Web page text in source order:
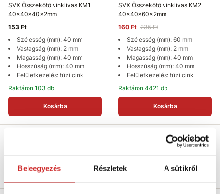
Beleegyezés Részletek A sütikről
SVX Összekötő vinklivas KM1
40x40x40x2mm
153 Ft
Szélesség (mm): 40 mm
Vastagság (mm): 2 mm
Magasság (mm): 40 mm
Hosszúság (mm): 40 mm
Felületkezelés: tűzi cink
Raktáron 103 db
Kosárba
SVX Összekötő vinklivas KM2
40x40x60x2mm
160 Ft 235 Ft
Szélesség (mm): 60 mm
Vastagság (mm): 2 mm
Magasság (mm): 40 mm
Hosszúság (mm): 40 mm
Felületkezelés: tűzi cink
Raktáron 4421 db
Kosárba
Termékleírás Mérettáblázat